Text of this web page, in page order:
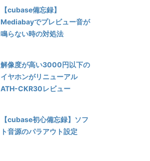
【cubase備忘録】
Mediabayでプレビュー音が
鳴らない時の対処法
解像度が高い3000円以下の
イヤホンがリニューアル
ATH-CKR30レビュー
【cubase初心備忘録】ソフ
ト音源のパラアウト設定